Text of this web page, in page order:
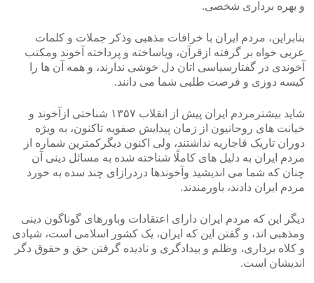
و بهره برداری شخصی.
بنابراین، مردم ایران با خرافات مذهبی وذکر جملات و کلمات
عربی خواه بر گرفته ازقرآن، ویاساخته و پرداخته آخوند ومکتب
آخوندی در گفتارسیاسی اتان دل خوشی ندارند، و همه آن ها را
کیسه دوزی و فرصت طلبی شما می دانند.
شاید بیشترمردم ایران پیش از انقلاب ۱۳۵۷ شناختی ازآخوند و
خیانت های روحانیون از زمان پیدایش صفویه تاکنون، به ویژه
دوران تاریک قاجاریه نداشتند، ولی اکنون دیگرکمترین شماره از
مردم ایران به دلیل های کاملًا شناخته شده به مسائل دینی آن
چنان که شما می اندیشید وآخوندها دردرازای چند سده به خورد
مردم ایران دادند، باورمندند.
دیگر این که مردم ایران دارای اعتقادات وباورهای گوناگون دینی
ومذهبی اند، و گفتن این که ایران، یک کشور اسلامی است، شیادی
و کلاه برداری، وظلم و بیدادگری و نادیده گرفتن حق و حقوق دگر
اندیشان است.